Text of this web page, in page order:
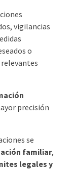
vigilancias
o
precisión
se
familiar,
legales y